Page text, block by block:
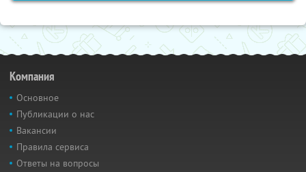
Компания
Основное
Публикации о нас
Вакансии
Правила сервиса
Ответы на вопросы